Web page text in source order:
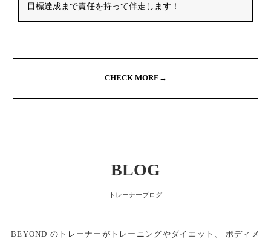
目標達成まで責任を持って伴走します！
CHECK MORE→
BLOG
トレーナーブログ
BEYOND のトレーナーがトレーニングやダイエット、
ボディメ